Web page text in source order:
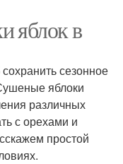
яблок в
сезонное
яблоки
различных
с орехами и
простой